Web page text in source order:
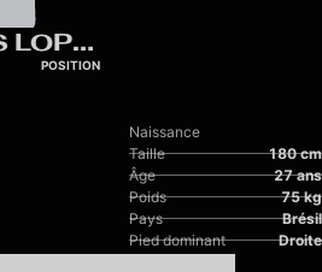
VINÍCIUS LOPES
POSITION
Taille 180 cm
Poids 75 kg
Pied dominant Droite
Naissance
Âge 27 ans
Pays Brésil